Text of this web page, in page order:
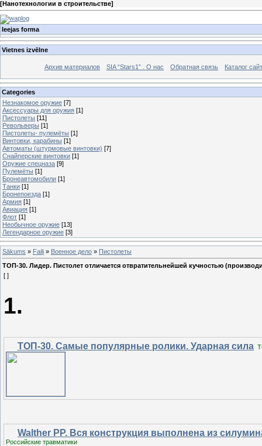
[Нанотехнологии в строительстве]
Ieejas forma
Vietnes izvēlne
Архив материалов SIA “Stars1” . О нас Обратная связь Каталог
Categories
Незнакомое оружие [7]
Аксессуары для оружия [1]
Пистолеты [11]
Револьверы [1]
Пистолеты- пулемёты [1]
Винтовки, карабины [1]
Автоматы (штурмовые винтовки) [7]
Снайперские винтовки [1]
Оружие спецназа [9]
Пулемёты [1]
Бронеавтомобили [1]
Танки [1]
Бронепоезда [1]
Армия [1]
Авиация [1]
Флот [1]
Необычное оружие [13]
Легендарное оружие [3]
Sākums » Faili » Военное дело » Пистолеты
ТОП-30. Лидер. Пистолет отличается отвратительнейшей кучностью
[ ]
1.
ТОП-30. Самые популярные ролики. Ударная сила
Walther PP. Вся конструкция выполнена из
Российские травматики